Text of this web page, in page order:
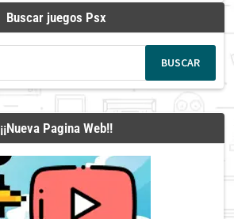
Buscar juegos Psx
¡¡Nueva Pagina Web!!